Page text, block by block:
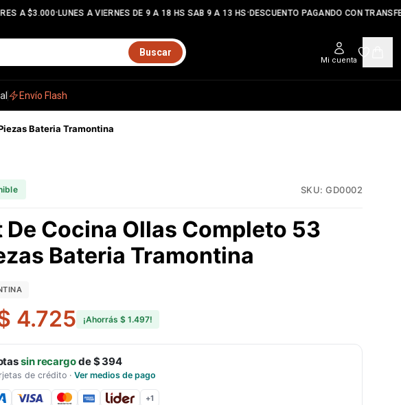
A $3.000•LUNES A VIERNES DE 9 A 18 HS SAB 9 A 13 HS•DESCUENTO PAGANDO CON
Buscar
Mi cuenta
Envío Flash
Bateria Tramontina
SKU: GD0002
De Cocina Ollas Completo 53
Bateria Tramontina
4.725 ¡Ahorrás $ 1.497!
sin recargode$ 394
de crédito · Ver medios de pago
+1